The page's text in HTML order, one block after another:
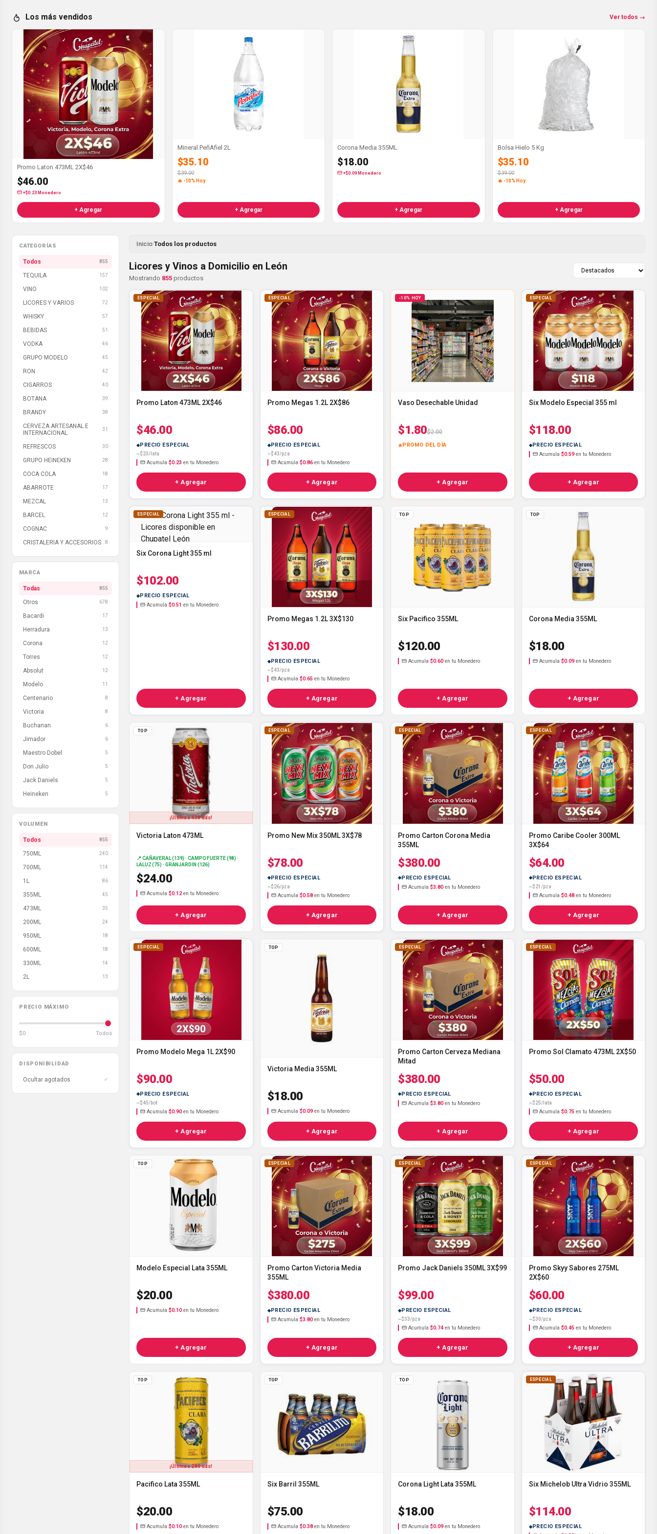
Los más vendidos Ver todos →
Promo Laton 473ML 2X$46
$46.00
+$0.23 Monedero
+ Agregar
Mineral PeñAfiel 2L
$35.10
$39.00
🔥 -10% Hoy
+ Agregar
Corona Media 355ML
$18.00
+$0.09 Monedero
+ Agregar
Bolsa Hielo 5 Kg
$35.10
$39.00
🔥 -10% Hoy
+ Agregar
CATEGORÍAS
Todos 855
TEQUILA 157
VINO 102
LICORES Y VARIOS 72
WHISKY 57
BEBIDAS 51
VODKA 46
GRUPO MODELO 45
RON 42
CIGARROS 40
BOTANA 39
BRANDY 38
CERVEZA ARTESANAL E
INTERNACIONAL
31
REFRESCOS 30
GRUPO HEINEKEN 28
COCA COLA 18
ABARROTE 17
MEZCAL 13
BARCEL 12
COGNAC 9
CRISTALERIA Y ACCESORIOS 8
MARCA
Todas 855
Otros 678
Bacardi 17
Herradura 13
Corona 12
Torres 12
Absolut 12
Modelo 11
Centenario 8
Victoria 8
Buchanan 6
Jimador 6
Maestro Dobel 5
Don Julio 5
Jack Daniels 5
Heineken 5
VOLUMEN
Todos 855
750ML 240
700ML 114
1L 86
355ML 45
473ML 35
200ML 24
950ML 18
600ML 18
330ML 14
2L 13
PRECIO MÁXIMO
$0 Todos
DISPONIBILIDAD
Ocultar agotados ✓
Inicio›Todos los productos
Licores y Vinos a Domicilio en León
Mostrando 855 productos
ESPECIAL
Promo Laton 473ML 2X$46
$46.00
PRECIO ESPECIAL
~$23/lata
Acumula $0.23 en tu Monedero
+ Agregar
ESPECIAL
Promo Megas 1.2L 2X$86
$86.00
PRECIO ESPECIAL
~$43/pza
Acumula $0.86en tu Monedero
+ Agregar
-10% HOY
Vaso Desechable Unidad
$1.80$2.00
PROMO DEL DÍA
+ Agregar
ESPECIAL
Six Modelo Especial 355 ml
$118.00
PRECIO ESPECIAL
Acumula $0.59en tu Monedero
+ Agregar
ESPECIAL
Six Corona Light 355 ml
$102.00
PRECIO ESPECIAL
Acumula $0.51 en tu Monedero
+ Agregar
ESPECIAL
Promo Megas 1.2L 3X$130
$130.00
PRECIO ESPECIAL
~$43/pza
Acumula $0.65en tu Monedero
+ Agregar
TOP
Six Pacifico 355ML
$120.00
Acumula $0.60en tu Monedero
+ Agregar
TOP
Corona Media 355ML
$18.00
Acumula $0.09en tu Monedero
+ Agregar
TOP
¡Últimas 438 uds!
Victoria Laton 473ML
📍 CAÑAVERAL (139) · CAMPO FUERTE (98) ·
LALUZ (75) · GRANJARDIN (126)
$24.00
Acumula $0.12en tu Monedero
+ Agregar
ESPECIAL
Promo New Mix 350ML 3X$78
$78.00
PRECIO ESPECIAL
~$26/pza
Acumula $0.58en tu Monedero
+ Agregar
ESPECIAL
Promo Carton Corona Media
355ML
$380.00
PRECIO ESPECIAL
Acumula $3.80en tu Monedero
+ Agregar
ESPECIAL
Promo Caribe Cooler 300ML
3X$64
$64.00
PRECIO ESPECIAL
~$21/pza
Acumula $0.48en tu Monedero
+ Agregar
ESPECIAL
Promo Modelo Mega 1L 2X$90
$90.00
PRECIO ESPECIAL
~$45/bot
Acumula $0.90en tu Monedero
+ Agregar
TOP
Victoria Media 355ML
$18.00
Acumula $0.09en tu Monedero
+ Agregar
ESPECIAL
Promo Carton Cerveza Mediana
Mitad
$380.00
PRECIO ESPECIAL
Acumula $3.80en tu Monedero
+ Agregar
ESPECIAL
Promo Sol Clamato 473ML 2X$50
$50.00
PRECIO ESPECIAL
~$25/lata
Acumula $0.75en tu Monedero
+ Agregar
TOP
Modelo Especial Lata 355ML
$20.00
Acumula $0.10en tu Monedero
+ Agregar
ESPECIAL
Promo Carton Victoria Media
355ML
$380.00
PRECIO ESPECIAL
Acumula $3.80en tu Monedero
+ Agregar
ESPECIAL
Promo Jack Daniels 350ML 3X$99
$99.00
PRECIO ESPECIAL
~$33/pza
Acumula $0.74 en tu Monedero
+ Agregar
ESPECIAL
Promo Skyy Sabores 275ML
2X$60
$60.00
PRECIO ESPECIAL
~$30/pza
Acumula $0.45en tu Monedero
+ Agregar
TOP
¡Últimas 280 uds!
Pacifico Lata 355ML
$20.00
Acumula $0.10en tu Monedero
TOP
Six Barril 355ML
$75.00
Acumula $0.38en tu Monedero
TOP
Corona Light Lata 355ML
$18.00
Acumula $0.09en tu Monedero
ESPECIAL
Six Michelob Ultra Vidrio 355ML
$114.00
PRECIO ESPECIAL